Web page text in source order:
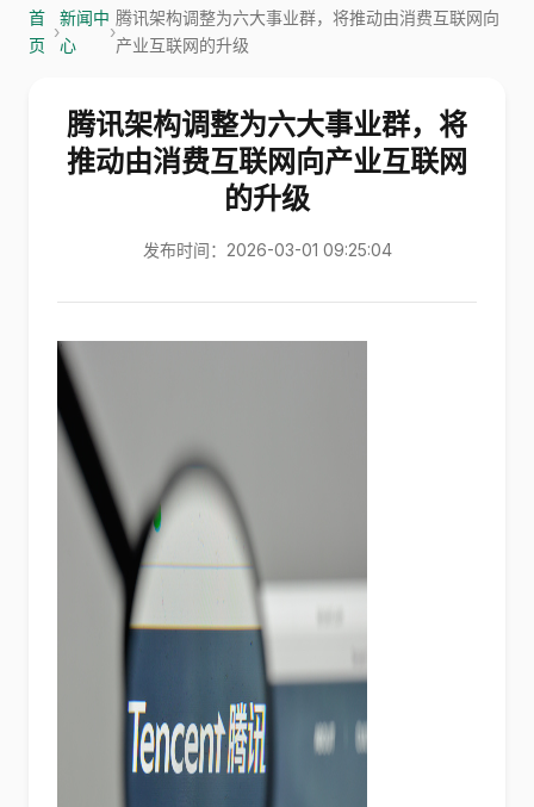
首
页
›
新闻中
心
›
腾讯架构调整为六大事业群，将推动由消费互联网向
产业互联网的升级
腾讯架构调整为六大事业群，将
推动由消费互联网向产业互联网
的升级
发布时间：2026-03-01 09:25:04